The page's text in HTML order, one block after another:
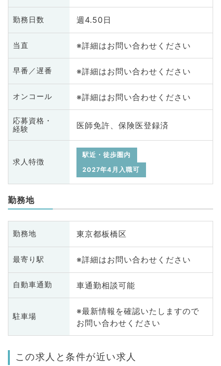
勤務日数 週4.50日
当直 ※詳細はお問い合わせください
早番／遅番 ※詳細はお問い合わせください
オンコール ※詳細はお問い合わせください
応募資格・
経験
医師免許、保険医登録済
求人特徴
駅近・徒歩圏内
2027年4月入職可
勤務地
勤務地 東京都板橋区
最寄り駅 ※詳細はお問い合わせください
自動車通勤 車通勤相談可能
駐車場
※最新情報を確認いたしますので
お問い合わせください
この求人と条件が近い求人